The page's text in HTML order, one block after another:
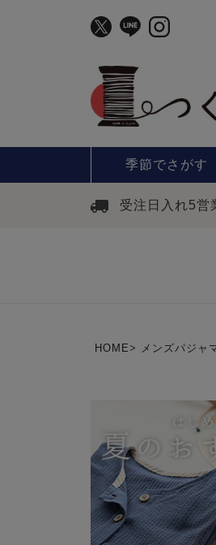
季節でさがす
受注日入れ5営
HOME メンズパジャ